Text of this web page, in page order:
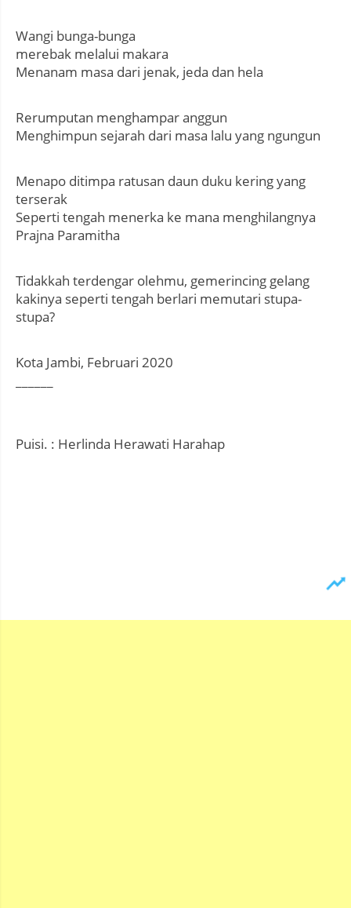
Wangi bunga-bunga
merebak melalui makara
Menanam masa dari jenak, jeda dan hela
Rerumputan menghampar anggun
Menghimpun sejarah dari masa lalu yang ngungun
Menapo ditimpa ratusan daun duku kering yang
terserak
Seperti tengah menerka ke mana menghilangnya
Prajna Paramitha
Tidakkah terdengar olehmu, gemerincing gelang
kakinya seperti tengah berlari memutari stupa-
stupa?
Kota Jambi, Februari 2020
Puisi. : Herlinda Herawati Harahap